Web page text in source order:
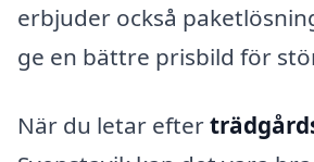
erbjuder också
ge en bättre prisbild för
När du letar efter